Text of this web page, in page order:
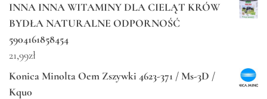
INNA INNA WITAMINY DLA CIELĄT KRÓW
BYDŁA NATURALNE ODPORNOŚĆ
5904161858454
21,99zł
Konica Minolta Oem Zszywki 4623-371 / Ms-3D /
Kqu0